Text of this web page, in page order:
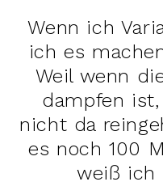
Wenn ich
ich es
Weil wenn
dampfen
nicht da
es noch 100
weiß ich